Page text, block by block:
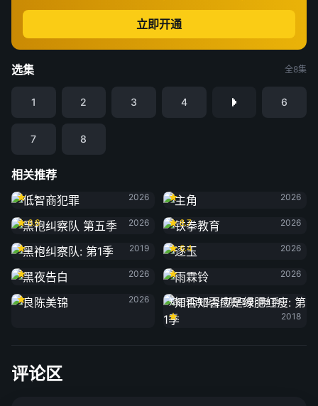
立即开通
选集 全8集
1 2 3 4 6
7 8
相关推荐
低智商犯罪
2026
2026
黑袍纠察队 第五季
6.6
2026
铁拳教育
8.7
2026
黑袍纠察队: 第1季
2019
逐玉
6.4
2026
黑夜告白
2026
雨霖铃
2026
良陈美锦
2026
知否知否应是绿肥红瘦: 第1季
2018
评论区